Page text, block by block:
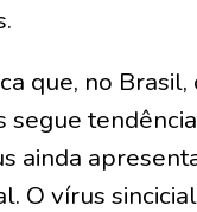
que, no
segue
ainda
O vírus sincicial